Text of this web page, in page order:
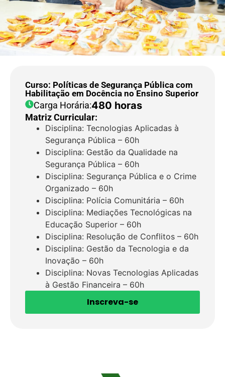
Curso: Políticas de Segurança Pública com
Habilitação em Docência no Ensino Superior
Carga Horária:480 horas
Matriz Curricular:
Disciplina: Tecnologias Aplicadas à
Segurança Pública – 60h
Disciplina: Gestão da Qualidade na
Segurança Pública – 60h
Disciplina: Segurança Pública e o Crime
Organizado – 60h
Disciplina: Polícia Comunitária – 60h
Disciplina: Mediações Tecnológicas na
Educação Superior – 60h
Disciplina: Resolução de Conflitos – 60h
Disciplina: Gestão da Tecnologia e da
Inovação – 60h
Disciplina: Novas Tecnologias Aplicadas
à Gestão Financeira – 60h
Inscreva-se